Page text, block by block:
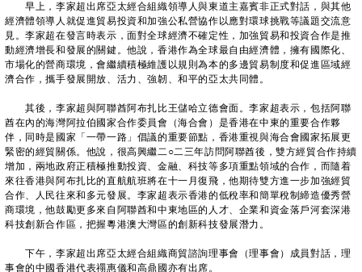
早上，李家超出席亞太經合組織領導人與東道主嘉賓非正式對話，與其他
經濟體領導人就促進貿易投資和加強公私營協作以應對環球挑戰等議題交流意
見。李家超在發言時表示，面對全球經濟不確定性，加強貿易和投資合作是推
動經濟增長和發展的關鍵。他說，香港作為全球最自由經濟體，擁有國際化、
市場化的營商環境，會繼續積極維護以規則為本的多邊貿易制度和促進區域經
濟合作，攜手發展開放、活力、強韌、和平的亞太共同體。
其後，李家超與阿聯酋阿布扎比王儲哈立德會面。李家超表示，包括阿聯
酋在內的海灣阿拉伯國家合作委員會（海合會）是香港在中東的重要合作夥
伴，同時是國家「一帶一路」倡議的重要節點，香港重視與海合會國家拓展更
緊密的經貿關係。他說，很高興繼二○二三年訪問阿聯酋後，雙方經貿合作持續
增加，兩地政府正積極推動投資、金融、科技等多項重點領域的合作，而隨着
來往香港與阿布扎比的直航航班將在十一月復飛，他期待雙方進一步加強經貿
合作、人民往來和多元發展。李家超表示香港的低稅率和簡單稅制締造優秀營
商環境，他鼓勵更多來自阿聯酋和中東地區的人才、企業和資金落戶河套深港
科技創新合作區，把握粵港澳大灣區的創新科技發展潛力。
下午，李家超出席亞太經合組織商貿諮詢理事會（理事會）成員對話，理
事會的中國香港代表禤惠儀和高鼎國亦有出席。